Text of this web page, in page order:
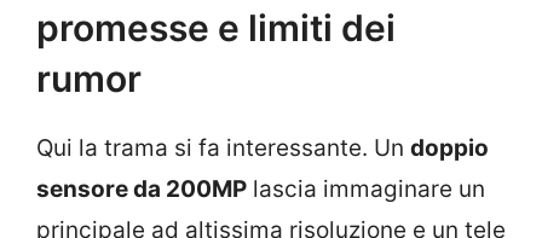
promesse e limiti dei
rumor
Qui la trama si fa interessante. Un doppio
sensore da 200MP lascia immaginare un
principale ad altissima risoluzione e un tele